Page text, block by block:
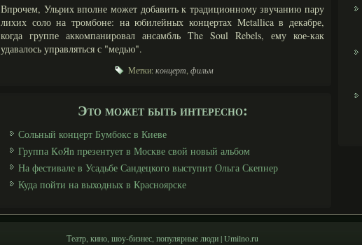
Впрочем, Ульрих вполне может добавить к традиционному звучанию пару
лихих соло на тромбоне: на юбилейных концертах Metallica в декабре,
когда группе аккомпанировал ансамбль The Soul Rebels, ему кое-как
удавалось управляться с "медью".
Метки: концерт фильм
Это может быть интересно:
Сольный концерт Бумбокс в Киеве
Группа KoЯn презентует в Москве свой новый альбом
На фестивале в Усадьбе Сандецкого выступит Ольга Скепнер
Куда пойти на выходных в Красноярске
Театр, кино, шоу-бизнес, популярные люди | Umilno.ru